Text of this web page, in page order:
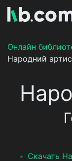
Онлайн
Народний
Скачать